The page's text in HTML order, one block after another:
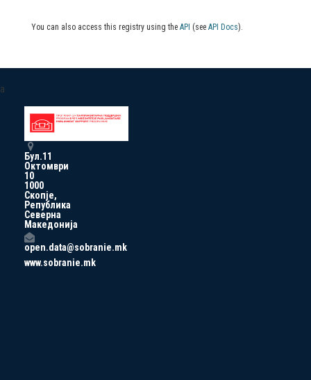
You can also access this registry using the API (see API Docs).
a
Бул.11
Октомври
10
1000
Скопје,
Република
Северна
Македонија
open.data@sobranie.mk
www.sobranie.mk